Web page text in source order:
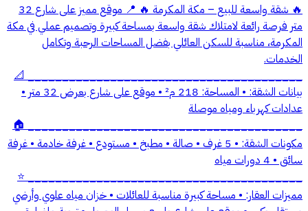
🔥 شقة واسعة للبيع – مكة المكرمة 🔥 📍 موقع مميز على شارع 32
متر فرصة رائعة لامتلاك شقة واسعة بمساحة كبيرة وتصميم عملي في مكة
المكرمة، مناسبة للسكن العائلي بفضل المساحات الرحبة وتكامل
الخدمات.
________________________________________ 📐
بيانات الشقة: • المساحة: 218 م² • موقع على شارع بعرض 32 متر •
عدادات كهرباء ومياه موصلة
________________________________________ 🏠
مكونات الشقة: • 5 غرف • صالة • مطبخ • مستودع • غرفة خادمة • غرفة
سائق • 4 دورات مياه
________________________________________ ⭐
مميزات العقار: • مساحة كبيرة مناسبة للعائلات • خزان مياه علوي وأرضي